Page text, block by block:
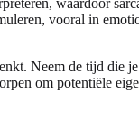
waardoor
vooral in
Neem de tijd die
om potentiële